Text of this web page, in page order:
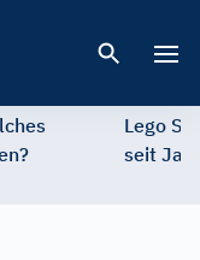
Lego
seit